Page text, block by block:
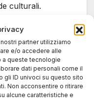
partner utilizziamo
e/o accedere alle
a queste tecnologie
dati personali come il
gli ID univoci su questo sito
Non acconsentire o ritirare
alcune caratteristiche e
culturali.
sguardo sul
critico. Disilluso